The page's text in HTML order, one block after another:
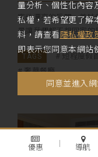
寬敞漂亮的房間、美味
景讓我們都不想回家的
奢華餐廳
量分析、個性化內容
私權，若希望更了解
料，請查看 隱私權政
即表示您同意本網站
同意並進入
優惠 導航